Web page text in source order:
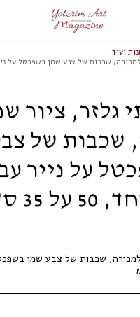
ועוד
גלזר, ציור
שכבות של
על נייר
35 ס"מ
שכבות של צבע שמן